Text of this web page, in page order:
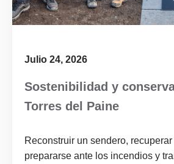
Julio 24, 2026
Sostenibilidad y
Torres del Paine
Reconstruir un sendero,
prepararse ante los incendios y